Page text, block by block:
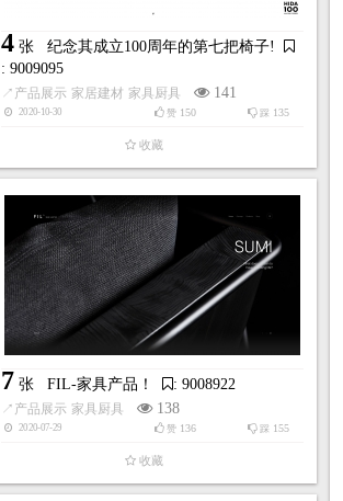
4 张 纪念其成立100周年的第七把椅子!
: 9009095
↗ 产品展示 家居建材 家具厨具 141
2020-10-30 踩 135
赞 150
收藏
7 张 FIL-家具产品！ : 9008922
↗ 产品展示 家具厨具 138
2020-07-29 踩 155
赞 136
收藏